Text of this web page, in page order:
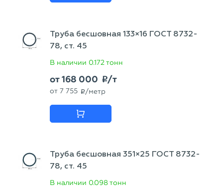
Труба бесшовная 133×16 ГОСТ 8732-
78, ст. 45
В наличии 0.172 тонн
от168 000 p/т
от 7 755 p /метр
Труба бесшовная 351×25 ГОСТ 8732-
78, ст. 45
В наличии 0.098 тонн